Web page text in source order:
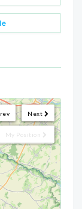
Next
My Position